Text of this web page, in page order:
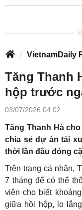
VietnamDaily
Tăng Thanh
hộp trước
03/07/2026 04:02
Tăng Thanh Hà
chia sẻ dự án tái
thời lần đầu đóng
Trên trang cá nhân,
7 tháng để có thể
viên cho biết
giữa hồi hộp, lo